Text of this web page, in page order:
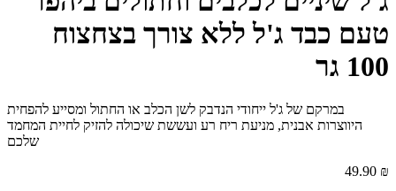
טעם כבד ג'ל ללא צורך בצחצוח
100 גר
במרקם של ג'ל ייחודי הנדבק לשן הכלב או החתול ומסייע להפחית
היווצרות אבנית, מניעת ריח רע ועששת שיכולה להזיק לחיית המחמד
שלכם
49.90 ₪